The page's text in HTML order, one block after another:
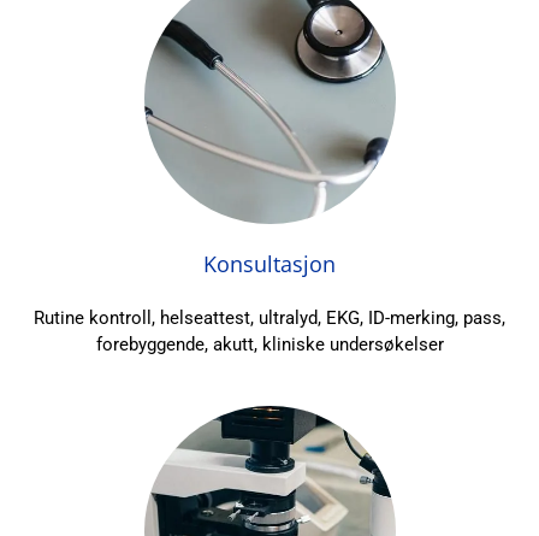
Konsultasjon
Rutine kontroll, helseattest, ultralyd, EKG, ID-merking, pass,
forebyggende, akutt, kliniske undersøkelser